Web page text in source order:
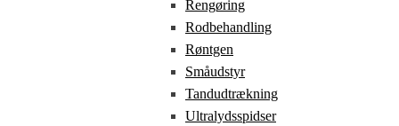
Rengøring
Rodbehandling
Røntgen
Småudstyr
Tandudtrækning
Ultralydsspidser